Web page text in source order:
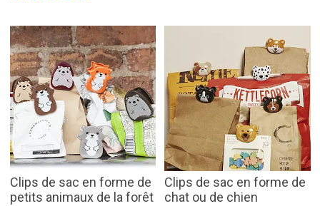
Clips de sac en forme de
petits animaux de la forêt
Clips de sac en forme de
chat ou de chien